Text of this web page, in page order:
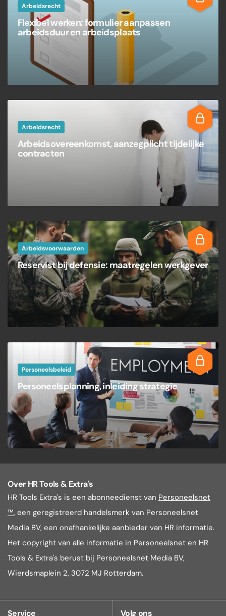
Arbeidsrecht
Flexibel werken: formulier aanpassen
arbeidsduur en arbeidsplaats
Arbeidsrecht
Arbeidsovereenkomst, aanzegplicht tijdelijke
contracten
Arbeidsvoorwaarden
Reservist bij defensie: maatregelen werkgever
Personeelsbeleid
Personeelsplanning, inleiding strategie
Over HR Tools & Extra's
HR Tools Extra's is een abonneedienst van Personeelsnet
™, een geregistreerd handelsmerk van Personeelsnet
Media BV, een onafhankelijke aanbieder van HR informatie.
Het copyright van alle informatie in Personeelsnet en HR
Tools & Extra's berust bij Personeelsnet Media BV,
Wierdsmaplein 2, 3072 MJ Rotterdam.
Service Volg ons